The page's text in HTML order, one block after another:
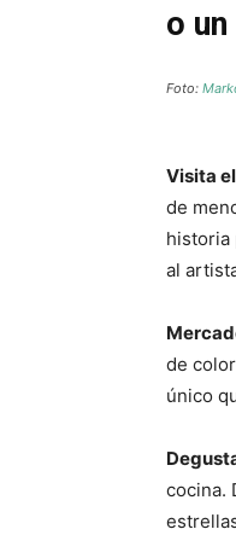
o
Foto:
Visita
de
historia
al
de
único
cocina.